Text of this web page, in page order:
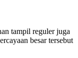
tampil reguler juga
besar tersebut